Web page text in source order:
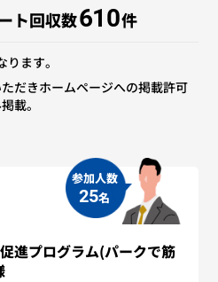
ト回収数610件
ます。
だきホームページへの掲載許可
載。
参加人数
25名
進プログラム(パークで筋